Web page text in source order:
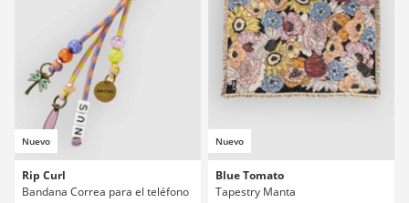
Nuevo
Rip Curl
Bandana Correa para el teléfono
Nuevo
Blue Tomato
Tapestry Manta